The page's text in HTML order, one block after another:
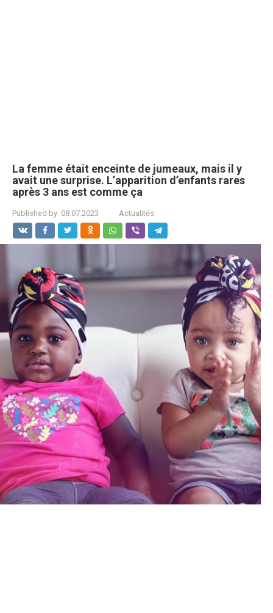
La femme était enceinte de jumeaux, mais il y
avait une surprise. L’apparition d’enfants rares
après 3 ans est comme ça
Published by: 08.07.2023 Actualités